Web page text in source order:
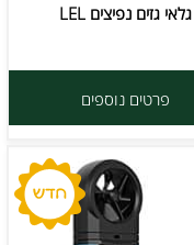
גלאי גזים נפיצים LEL
פרטים נוספים